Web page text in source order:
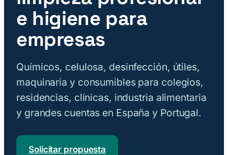
e higiene para
empresas
Químicos, celulosa, desinfección, útiles,
maquinaria y consumibles para colegios,
residencias, clínicas, industria alimentaria
y grandes cuentas en España y Portugal.
Solicitar propuesta